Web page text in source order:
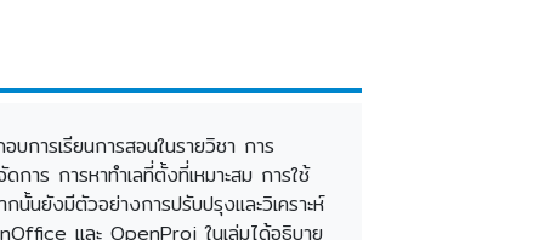
การเรียนการสอนในรายวิชา การ
าร การหาทำเลที่ตั้งที่เหมาะสม การใช้
นยังมีตัวอย่างการปรับปรุงและวิเคราะห์
และ OpenProj ในเล่มได้อธิบาย